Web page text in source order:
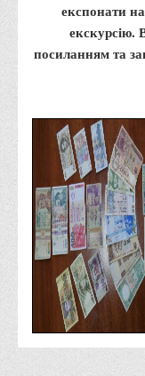
Бібліотека
Музей грошей
Реквізити для
Права та
Інформація
Положення
Положення
вакантні
Положення
здобувачів
експонати
екскурсію.
посиланням та